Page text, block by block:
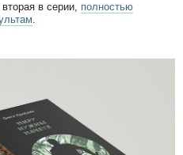
в серии, полностью
.